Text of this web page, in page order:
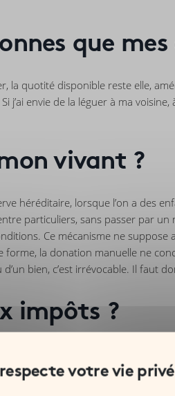
que
quotité disponible reste elle,
envie de la léguer à ma
vivant ?
héréditaire, lorsque l’on a des
particuliers, sans passer par
Ce mécanisme ne
la donation manuelle ne
bien, c’est irrévocable. Il faut
impôts ?
que les dons